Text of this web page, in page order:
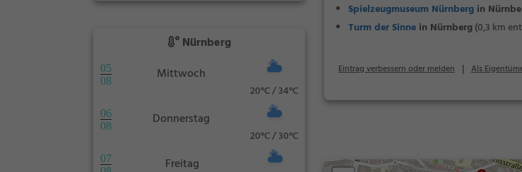
Nürnberg
05
08
Mittwoch
20°C / 34°C
06
08
Donnerstag
20°C / 30°C
07
Freitag
Spielzeugmuseum Nürnberg in
Turm der Sinne in Nürnberg(0,3 km
Eintrag verbessern oder melden | Als